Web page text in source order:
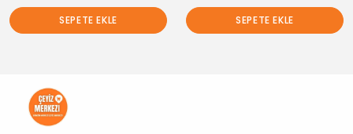
SEPETE EKLE SEPETE EKLE